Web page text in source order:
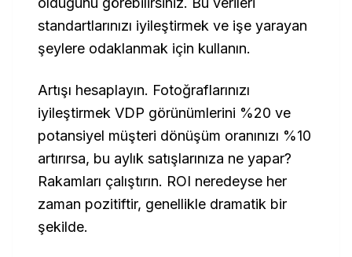
standartlarınızı iyileştirmek ve işe yarayan
şeylere odaklanmak için kullanın.
Artışı hesaplayın. Fotoğraflarınızı
iyileştirmek VDP görünümlerini %20 ve
potansiyel müşteri dönüşüm oranınızı %10
artırırsa, bu aylık satışlarınıza ne yapar?
Rakamları çalıştırın. ROI neredeyse her
zaman pozitiftir, genellikle dramatik bir
şekilde.